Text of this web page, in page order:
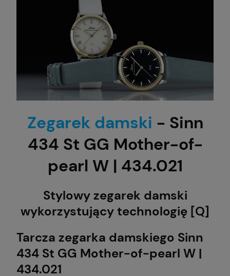
Zegarek damski - Sinn
434 St GG Mother-of-
pearl W | 434.021
Stylowy zegarek damski
wykorzystujący technologię [Q]
Tarcza zegarka damskiego Sinn
434 St GG Mother-of-pearl W |
434.021